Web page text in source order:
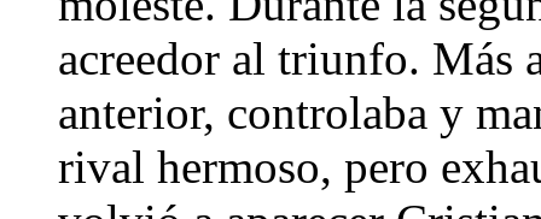
acreedor al triunfo. Más
anterior, controlaba y
rival hermoso, pero